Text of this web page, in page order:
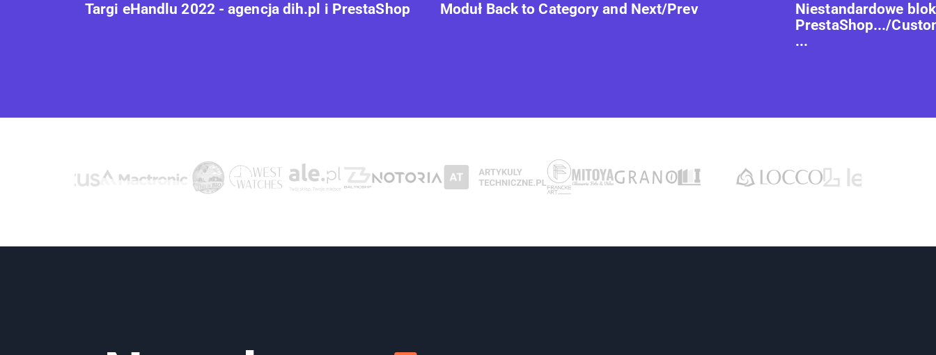
Targi eHandlu 2022 - agencja dih.pl i PrestaShop Moduł Back to Category and Next/Prev
Niestandardowe
PrestaShop.../
...